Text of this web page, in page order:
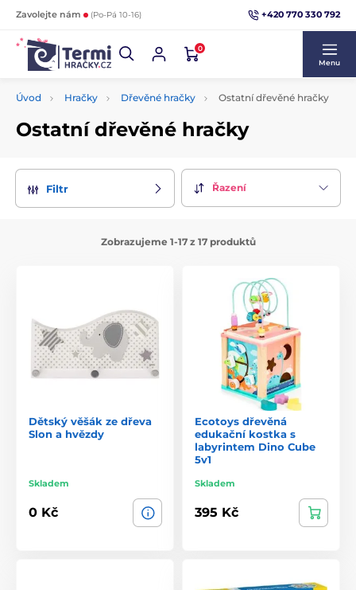
Zavolejte nám (Po-Pá 10-16) +420 770 330 792
0
Menu
Úvod Hračky Dřevěné hračky Ostatní dřevěné hračky
Ostatní dřevěné hračky
Filtr Řazení
Zobrazujeme 1-17 z 17 produktů
Dětský věšák ze dřeva
Slon a hvězdy
Skladem
0 Kč
Ecotoys dřevěná
edukační kostka s
labyrintem Dino Cube
5v1
Skladem
395 Kč